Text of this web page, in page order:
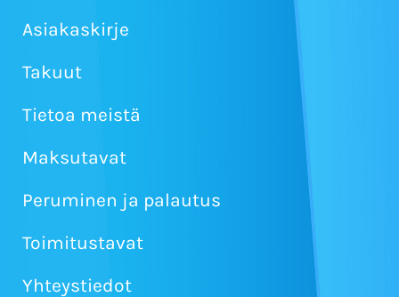
Asiakaskirje
Takuut
Tietoa meistä
Maksutavat
Peruminen ja palautus
Toimitustavat
Yhteystiedot